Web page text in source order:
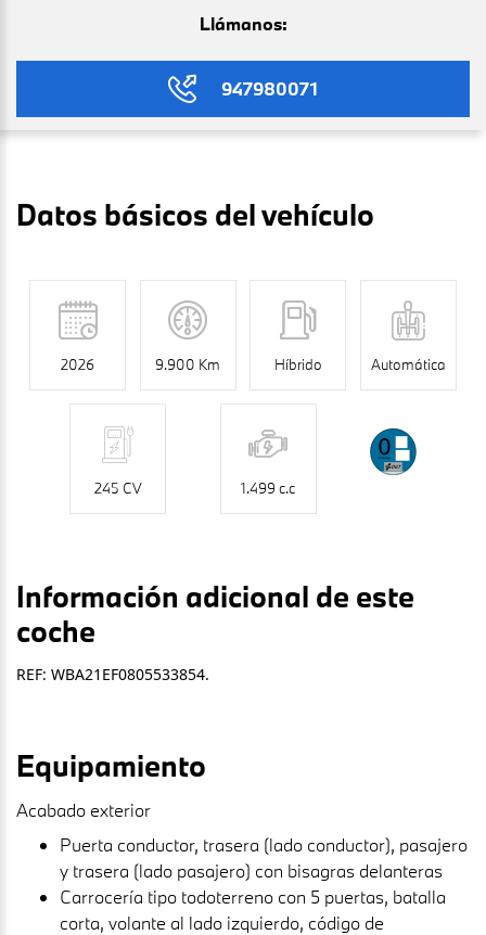
Llámanos:
947980071
Datos básicos del vehículo
2026 9.900 Km Híbrido Automática
245 CV 1.499 c.c
Información adicional de este
coche
REF: WBA21EF0805533854.
Equipamiento
Acabado exterior
Puerta conductor, trasera (lado conductor), pasajero
y trasera (lado pasajero) con bisagras delanteras
Carrocería tipo todoterreno con 5 puertas, batalla
corta, volante al lado izquierdo, código de